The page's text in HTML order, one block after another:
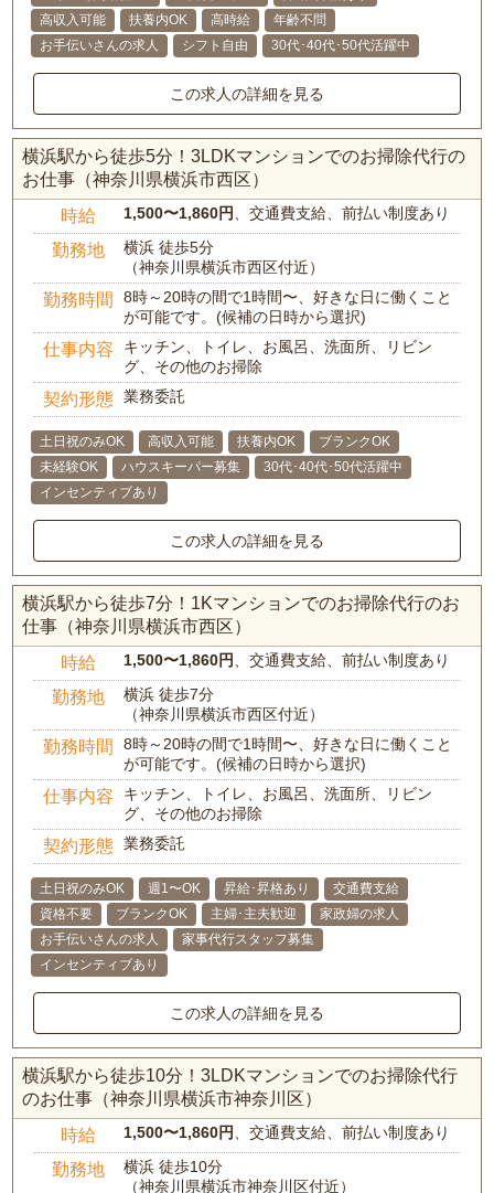
高収入可能
扶養内OK 高時給
年齢不問
お手伝いさんの求人
シフト自由 30代･40代･50代活躍中
この求人の詳細を見る
横浜駅から徒歩5分！3LDKマンションでのお掃除代行の
お仕事（神奈川県横浜市西区）
時給 1,500〜1,860円、交通費支給、前払い制度あり
勤務地
横浜 徒歩5分
（神奈川県横浜市西区付近）
勤務時間
8時～20時の間で1時間〜、好きな日に働くこと
が可能です。(候補の日時から選択)
仕事内容
キッチン、トイレ、お風呂、洗面所、リビン
グ、その他のお掃除
契約形態 業務委託
土日祝のみOK 高収入可能 扶養内OK
ブランクOK
未経験OK
ハウスキーパー募集
30代･40代･50代活躍中
インセンティブあり
この求人の詳細を見る
横浜駅から徒歩7分！1Kマンションでのお掃除代行のお
仕事（神奈川県横浜市西区）
時給 1,500〜1,860円、交通費支給、前払い制度あり
勤務地
横浜 徒歩7分
（神奈川県横浜市西区付近）
勤務時間
8時～20時の間で1時間〜、好きな日に働くこと
が可能です。(候補の日時から選択)
仕事内容
キッチン、トイレ、お風呂、洗面所、リビン
グ、その他のお掃除
契約形態 業務委託
土日祝のみOK 週1〜OK 昇給･昇格あり
交通費支給
資格不要
ブランクOK 主婦･主夫歓迎
家政婦の求人
お手伝いさんの求人
家事代行スタッフ募集
インセンティブあり
この求人の詳細を見る
横浜駅から徒歩10分！3LDKマンションでのお掃除代行
のお仕事（神奈川県横浜市神奈川区）
時給 1,500〜1,860円、交通費支給、前払い制度あり
勤務地
横浜 徒歩10分
（神奈川県横浜市神奈川区付近）